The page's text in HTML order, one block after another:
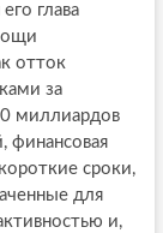
глава
отток
за
миллиардов
финансовая
сроки,
для
и,